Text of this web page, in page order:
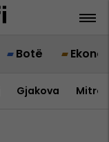
Botë
Gjakova